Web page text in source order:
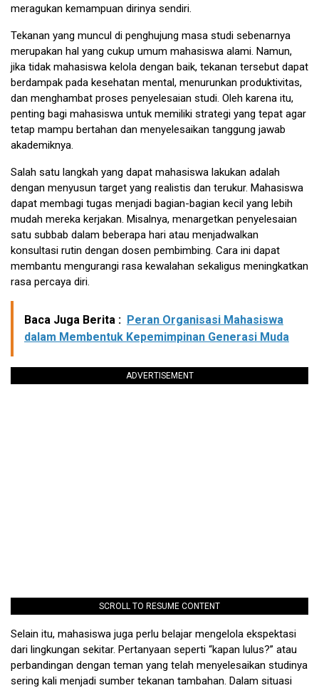
meragukan kemampuan dirinya sendiri.
Tekanan yang muncul di penghujung masa studi sebenarnya
merupakan hal yang cukup umum mahasiswa alami. Namun,
jika tidak mahasiswa kelola dengan baik, tekanan tersebut dapat
berdampak pada kesehatan mental, menurunkan produktivitas,
dan menghambat proses penyelesaian studi. Oleh karena itu,
penting bagi mahasiswa untuk memiliki strategi yang tepat agar
tetap mampu bertahan dan menyelesaikan tanggung jawab
akademiknya.
Salah satu langkah yang dapat mahasiswa lakukan adalah
dengan menyusun target yang realistis dan terukur. Mahasiswa
dapat membagi tugas menjadi bagian-bagian kecil yang lebih
mudah mereka kerjakan. Misalnya, menargetkan penyelesaian
satu subbab dalam beberapa hari atau menjadwalkan
konsultasi rutin dengan dosen pembimbing. Cara ini dapat
membantu mengurangi rasa kewalahan sekaligus meningkatkan
rasa percaya diri.
Baca Juga Berita : Peran Organisasi Mahasiswa
dalam Membentuk Kepemimpinan Generasi Muda
ADVERTISEMENT
SCROLL TO RESUME CONTENT
Selain itu, mahasiswa juga perlu belajar mengelola ekspektasi
dari lingkungan sekitar. Pertanyaan seperti “kapan lulus?” atau
perbandingan dengan teman yang telah menyelesaikan studinya
sering kali menjadi sumber tekanan tambahan. Dalam situasi